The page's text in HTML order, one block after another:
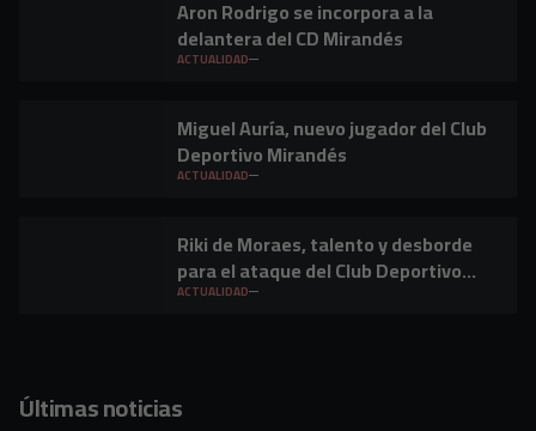
Aron Rodrigo se incorpora a la
delantera del CD Mirandés
ACTUALIDAD
Miguel Auría, nuevo jugador del Club
Deportivo Mirandés
ACTUALIDAD
Riki de Moraes, talento y desborde
para el ataque del Club Deportivo
Mirandés
ACTUALIDAD
Últimas noticias